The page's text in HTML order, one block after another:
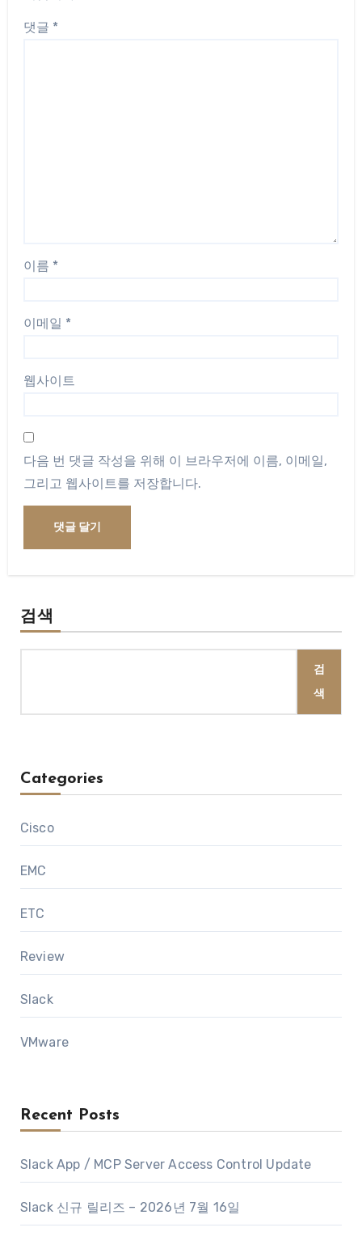
댓글 *
이름 *
이메일 *
웹사이트
다음 번 댓글 작성을 위해 이 브라우저에 이름, 이메일,
그리고 웹사이트를 저장합니다.
검색
검
색
Categories
Cisco
EMC
ETC
Review
Slack
VMware
Recent Posts
Slack App / MCP Server Access Control Update
Slack 신규 릴리즈 – 2026년 7월 16일